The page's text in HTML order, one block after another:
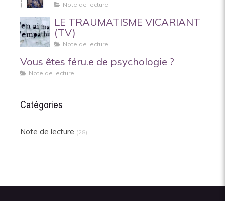
Note de lecture
LE TRAUMATISME VICARIANT
(TV)
Note de lecture
Vous êtes féru.e de psychologie ?
Note de lecture
Catégories
Note de lecture (28)